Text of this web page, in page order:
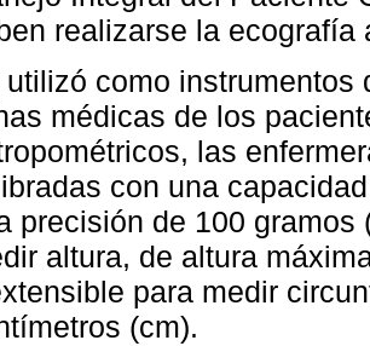
realizarse la ecografía
utilizó como instrumentos
médicas de los
las
con una
precisión de 100
altura, de altura
para medir
(cm).